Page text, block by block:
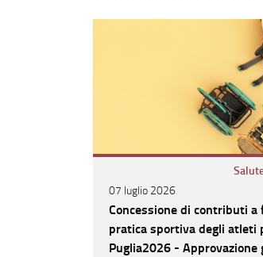
07 luglio 2026
Concessione di contributi a
pratica sportiva degli atleti
Puglia2026 - Approvazione